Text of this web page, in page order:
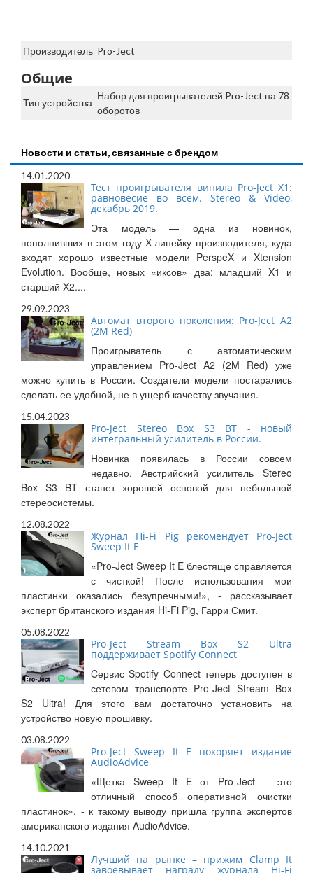
Производитель Pro-Ject
Общие
Тип устройства
Набор для проигрывателей Pro-Ject на 78
оборотов
Новости и статьи, связанные с брендом
14.01.2020
Тест проигрывателя винила Pro-Ject X1:
равновесие во всем. Stereo & Video,
декабрь 2019.
Эта модель — одна из новинок,
пополнивших в этом году X-линейку производителя, куда
входят хорошо известные модели PerspeX и Xtension
Evolution. Вообще, новых «иксов» два: младший X1 и
старший X2....
29.09.2023
Автомат второго поколения: Pro-Ject A2
(2M Red)
Проигрыватель с автоматическим
управлением Pro-Ject A2 (2M Red) уже
можно купить в России. Создатели модели постарались
сделать ее удобной, не в ущерб качеству звучания.
15.04.2023
Pro-Ject Stereo Box S3 BT - новый
интегральный усилитель в России.
Новинка появилась в России совсем
недавно. Австрийский усилитель Stereo
Box S3 BT станет хорошей основой для небольшой
стереосистемы.
12.08.2022
Журнал Hi-Fi Pig рекомендует Pro-Ject
Sweep It E
«Pro-Ject Sweep It E блестяще справляется
с чисткой! После использования мои
пластинки оказались безупречными!», - рассказывает
эксперт британского издания Hi-Fi Pig, Гарри Смит.
05.08.2022
Pro-Ject Stream Box S2 Ultra
поддерживает Spotify Connect
Cервис Spotify Connect теперь доступен в
сетевом транспорте Pro-Ject Stream Box
S2 Ultra! Для этого вам достаточно установить на
устройство новую прошивку.
03.08.2022
Pro-Ject Sweep It E покоряет издание
AudioAdvice
«Щетка Sweep It E от Pro-Ject – это
отличный способ оперативной очистки
пластинок», - к такому выводу пришла группа экспертов
американского издания AudioAdvice.
14.10.2021
Лучший на рынке – прижим Clamp It
завоевывает награду журнала Hi-Fi